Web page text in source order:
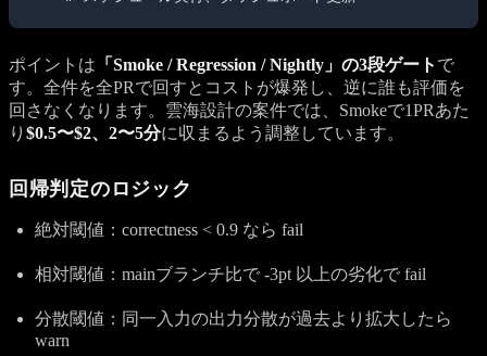
ポイントは 「Smoke / Regression / Nightly」の3段ゲート で
す。全件を全PRで回すとコストが爆発し、逆に誰も評価を
回さなくなります。雲海設計の案件では、Smokeで1PRあた
り $0.5〜$2、2〜5分に収まるよう調整しています。
回帰判定のロジック
絶対閾値：correctness < 0.9 なら fail
相対閾値：mainブランチ比で -3pt 以上の劣化で fail
分散閾値：同一入力の出力分散が過去より拡大したら
warn